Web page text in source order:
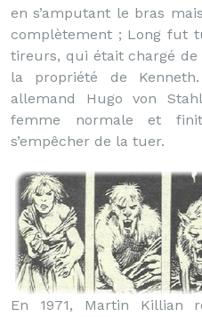
en s’amputant le bras
complètement ; Long fut
tireurs, qui était chargé
la propriété de
allemand Hugo von
femme normale et
s’empêcher de la tuer.
En 1971, Martin Killian